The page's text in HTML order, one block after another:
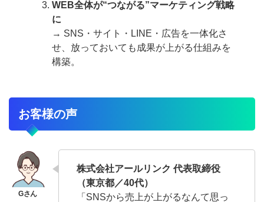
WEB全体が“つながる”マーケティング戦略
に
→ SNS・サイト・LINE・広告を一体化さ
せ、放っておいても成果が上がる仕組みを
構築。
お客様の声
株式会社アールリンク 代表取締役
（東京都／40代）
「SNSから売上が上がるなんて思っ